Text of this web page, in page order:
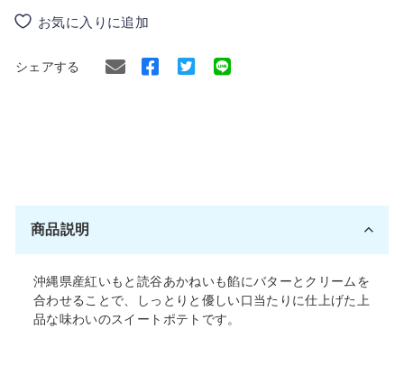
お気に入りに追加
シェアする
Facebook
Twitter
る
商品説明
沖縄県産紅いもと読谷あかねいも餡にバターとクリームを
合わせることで、しっとりと優しい口当たりに仕上げた上
品な味わいのスイートポテトです。